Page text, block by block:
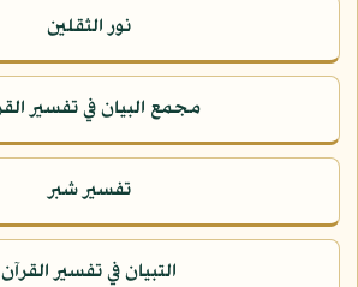
نور الثقلين
مجمع البيان في تفسير
تفسير شبر
التبيان في تفسير القرآن